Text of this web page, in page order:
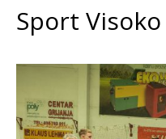
Sport Visoko